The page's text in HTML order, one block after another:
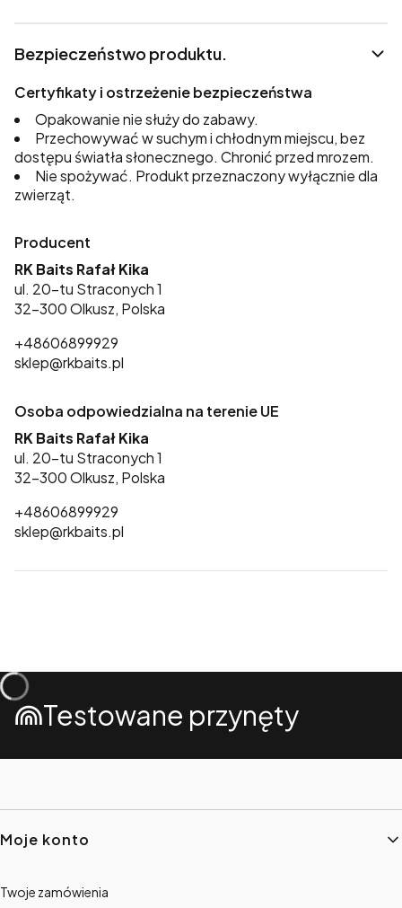
Bezpieczeństwo produktu.
Certyfikaty i ostrzeżenie bezpieczeństwa
Opakowanie nie służy do zabawy.
Przechowywać w suchym i chłodnym miejscu, bez
dostępu światła słonecznego. Chronić przed mrozem.
Nie spożywać. Produkt przeznaczony wyłącznie dla
zwierząt.
Producent
RK Baits Rafał Kika
ul. 20-tu Straconych 1
32-300 Olkusz, Polska
+48606899929
sklep@rkbaits.pl
Osoba odpowiedzialna na terenie UE
RK Baits Rafał Kika
ul. 20-tu Straconych 1
32-300 Olkusz, Polska
+48606899929
sklep@rkbaits.pl
Testowane przynęty
Linki w stopce
Moje konto
Twoje zamówienia